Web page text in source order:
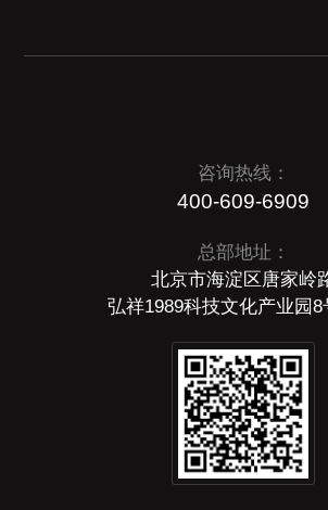
咨询热线：
400-609-6909
总部地址：
北京市海淀区唐家岭
弘祥1989科技文化产业园8